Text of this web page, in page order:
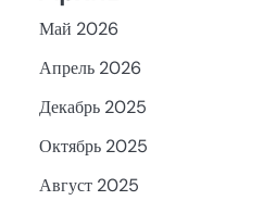
Май 2026
Апрель 2026
Декабрь 2025
Октябрь 2025
Август 2025